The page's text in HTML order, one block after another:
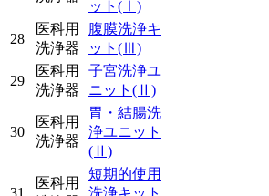
ット (Ⅰ)
28
医科用
洗浄器
腹膜洗浄キ
ット (Ⅲ)
29
医科用
洗浄器
子宮洗浄ユ
ニット (Ⅱ)
30
医科用
洗浄器
胃・結腸洗
浄ユニット
(Ⅱ)
医科用
短期的使用